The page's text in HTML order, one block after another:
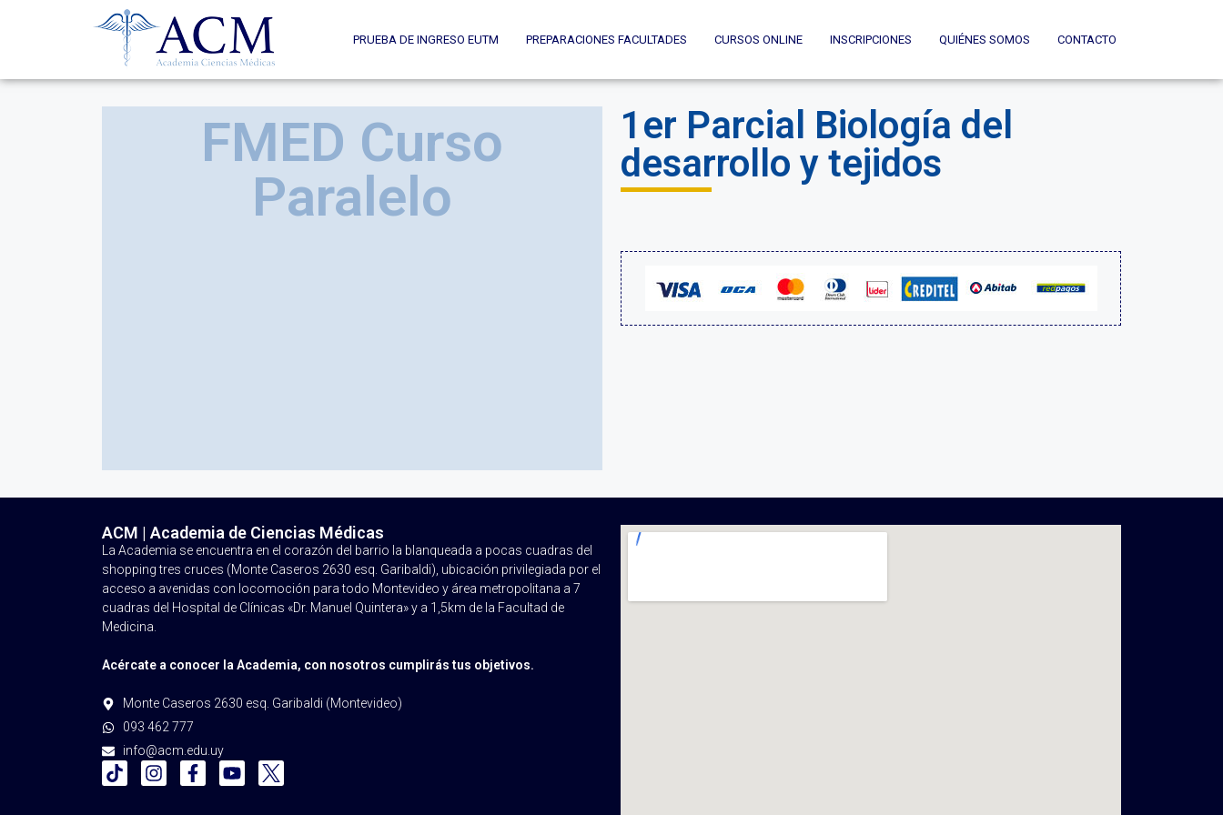
PRUEBA DE INGRESO EUTM PREPARACIONES FACULTADES CURSOS ONLINE INSCRIPCIONES QUIÉNES SOMOS CONTACTO
FMED Curso
Paralelo
1er Parcial Biología del
desarrollo y tejidos
ACM | Academia de Ciencias Médicas
La Academia se encuentra en el corazón del barrio la blanqueada a pocas cuadras del
shopping tres cruces (Monte Caseros 2630 esq. Garibaldi), ubicación privilegiada por el
acceso a avenidas con locomoción para todo Montevideo y área metropolitana a 7
cuadras del Hospital de Clínicas «Dr. Manuel Quintera» y a 1,5km de la Facultad de
Medicina.
Acércate a conocer la Academia, con nosotros cumplirás tus objetivos.
Monte Caseros 2630 esq. Garibaldi (Montevideo)
093 462 777
info@acm.edu.uy